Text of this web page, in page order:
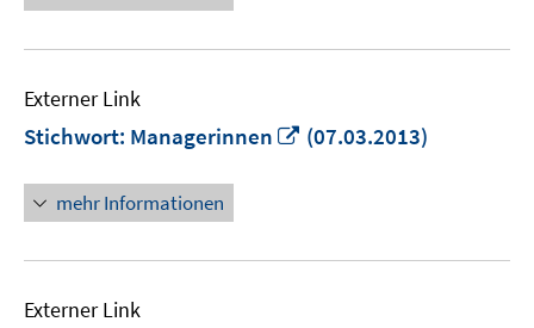
öffnen
Externer Link
Stichwort: Managerinnen
In
(07.03.2013)
mehr Informationen
Externer Link